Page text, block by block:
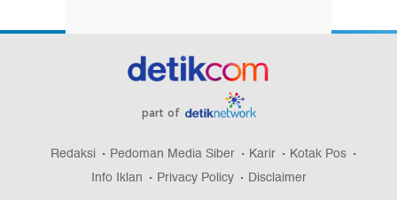
part of
Redaksi Pedoman Media Siber Karir
Kotak Pos
Info Iklan
Privacy Policy Disclaimer